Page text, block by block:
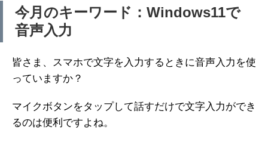
今月のキーワード：Windows11で
音声入力
皆さま、スマホで文字を入力するときに音声入力を使
っていますか？
マイクボタンをタップして話すだけで文字入力ができ
るのは便利ですよね。